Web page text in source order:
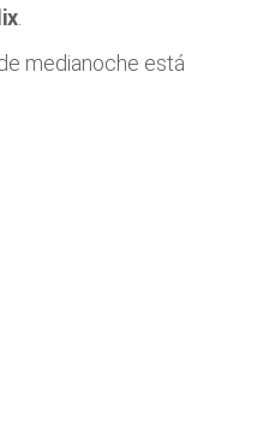
medianoche está